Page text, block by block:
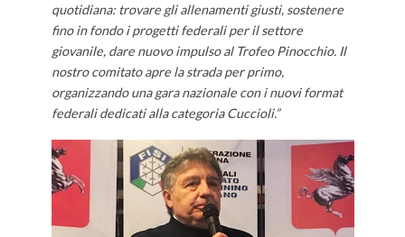
quotidiana: trovare gli allenamenti giusti, sostenere
fino in fondo i progetti federali per il settore
giovanile, dare nuovo impulso al Trofeo Pinocchio. Il
nostro comitato apre la strada per primo,
organizzando una gara nazionale con i nuovi format
federali dedicati alla categoria Cuccioli.”